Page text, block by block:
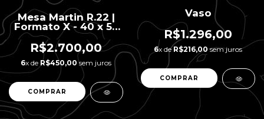
Mesa Martin R.22 |
Formato X - 40 x 55
x 42 H
R$2.700,00
6x de R$450,00 sem juros
Vaso
R$1.296,00
6x deR$216,00sem juros